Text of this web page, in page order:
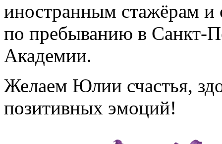
иностранным стажёрам и
по пребыванию в Санкт-
Академии.
Желаем Юлии счастья,
позитивных эмоций!